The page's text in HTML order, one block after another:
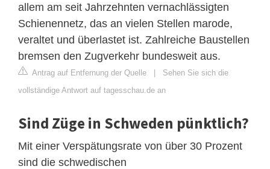
allem am seit Jahrzehnten vernachlässigten
Schienennetz, das an vielen Stellen marode,
veraltet und überlastet ist. Zahlreiche Baustellen
bremsen den Zugverkehr bundesweit aus.
Antrag auf Entfernung der Quelle | Sehen Sie sich die
vollständige Antwort auf tagesschau.de an
Sind Züge in Schweden pünktlich?
Mit einer Verspätungsrate von über 30 Prozent
sind die schwedischen